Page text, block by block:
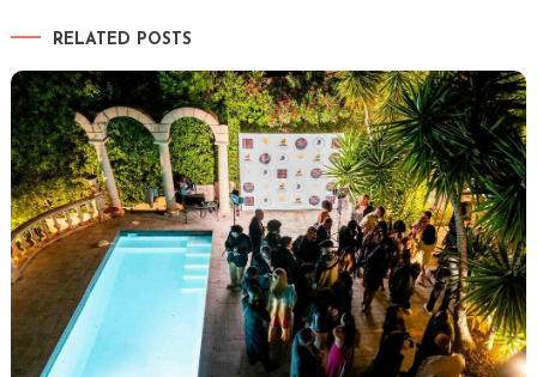
RELATED POSTS